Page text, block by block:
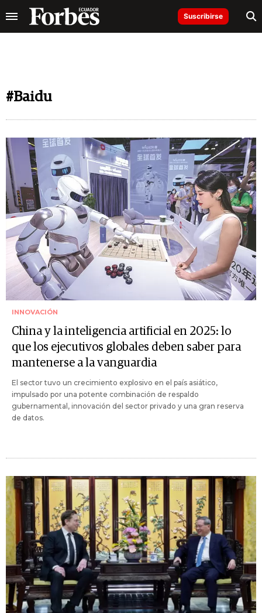
Suscribirse
#Baidu
INNOVACIÓN
China y la inteligencia artificial en 2025: lo
que los ejecutivos globales deben saber para
mantenerse a la vanguardia
El sector tuvo un crecimiento explosivo en el país asiático,
impulsado por una potente combinación de respaldo
gubernamental, innovación del sector privado y una gran reserva
de datos.